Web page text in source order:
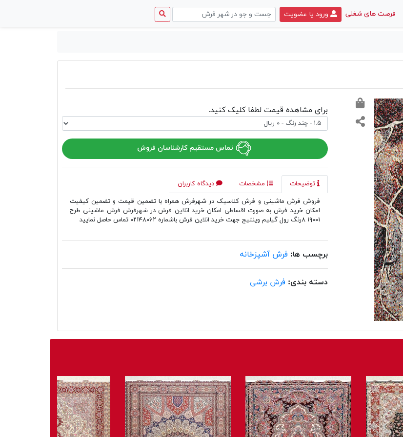
فرصت های شغلی ورود یا عضویت
برای مشاهده قیمت لطفا کلیک کنید.
تماس مستقیم کارشناسان فروش
توضیحات مشخصات
دیدگاه کاربران
فروش فرش ماشینی و فرش کلاسیک در شهرفرش همراه با تضمین قیمت و تضمین کیفیت
امکان خرید فرش به صورت اقساطی امکان خرید انلاین فرش در شهرفرش فرش ماشینی طرح
۱۹۰۰۱ ۸رنگ رول گیلیم وینتیج جهت خرید انلاین فرش باشماره ۰۲۱۴۸۰۶۲ تماس حاصل نمایید
برچسب ها: فرش آشپزخانه
دسته بندی: فرش برشی